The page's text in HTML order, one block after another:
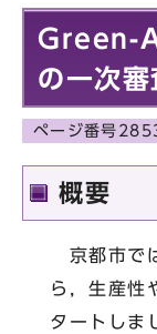
Green-
の一次
ページ番号
概要
京都市で
ら，生産
タートしま